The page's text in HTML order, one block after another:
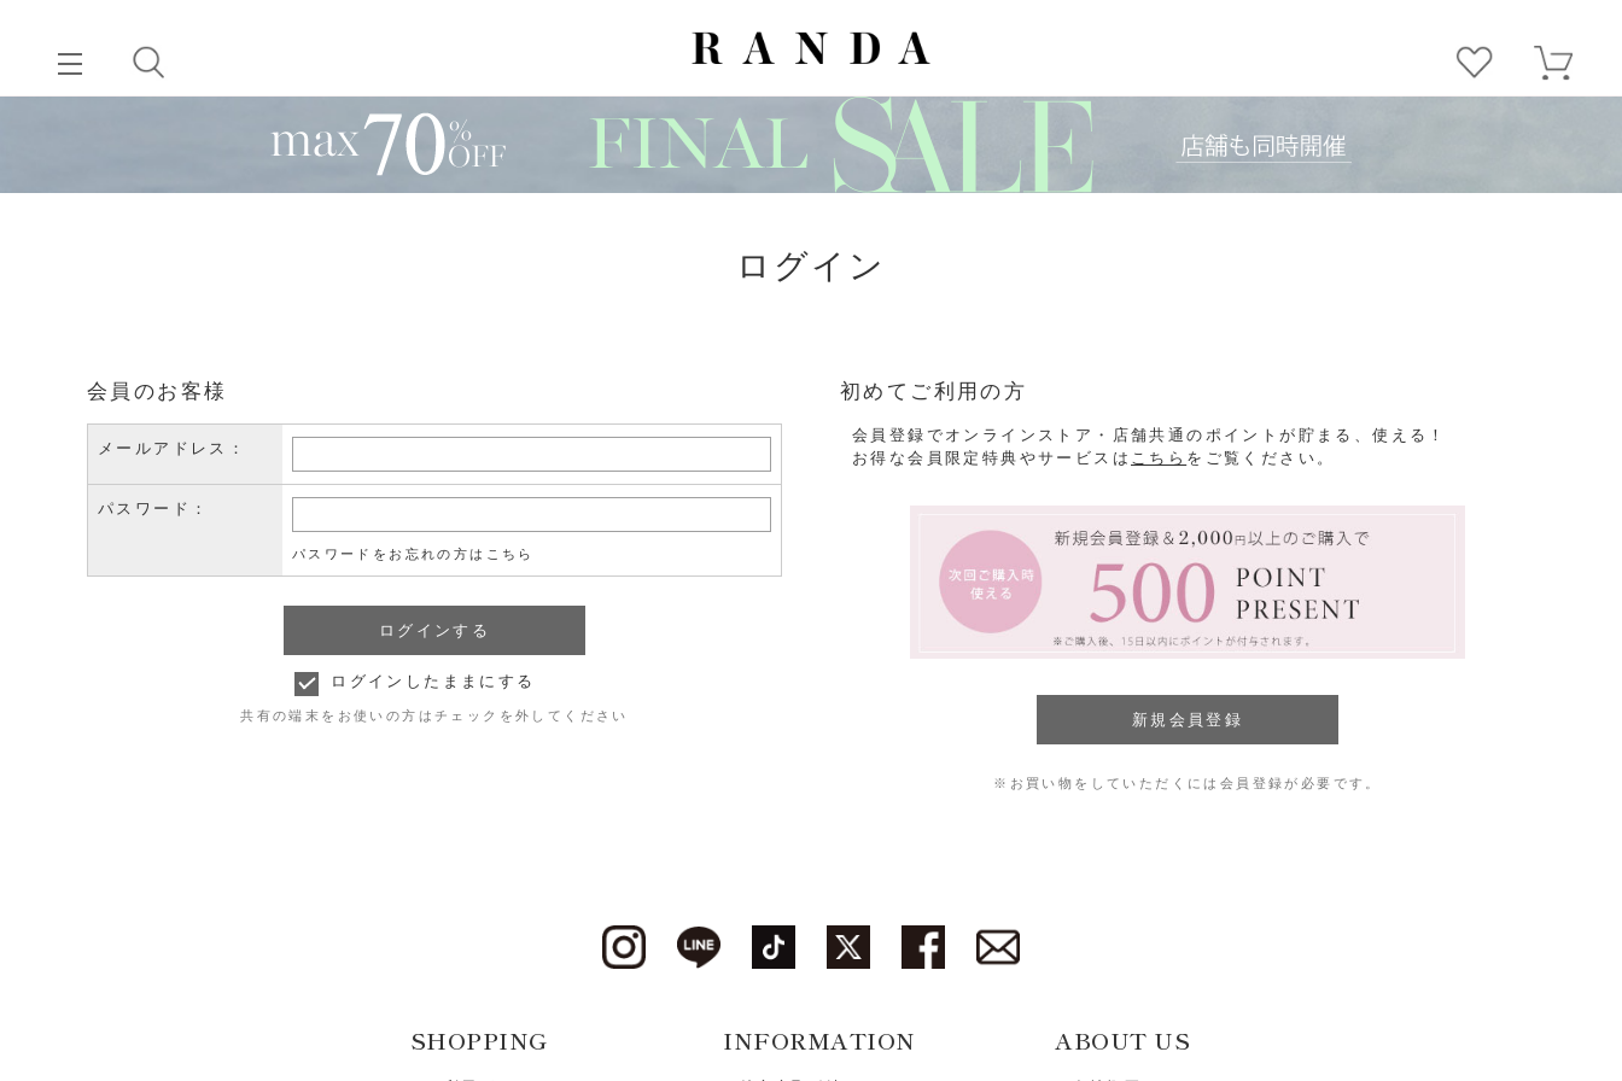
ログイン
会員のお客様
メールアドレス：
パスワード：
パスワードをお忘れの方はこちら
ログインしたままにする
共有の端末をお使いの方はチェックを外してください
初めてご利用の方
会員登録でオンラインストア・店舗共通のポイントが貯まる、使える！
お得な会員限定特典やサービスは こちら をご覧ください。
※お買い物をしていただくには会員登録が必要です。
SHOPPING INFORMATION ABOUT US